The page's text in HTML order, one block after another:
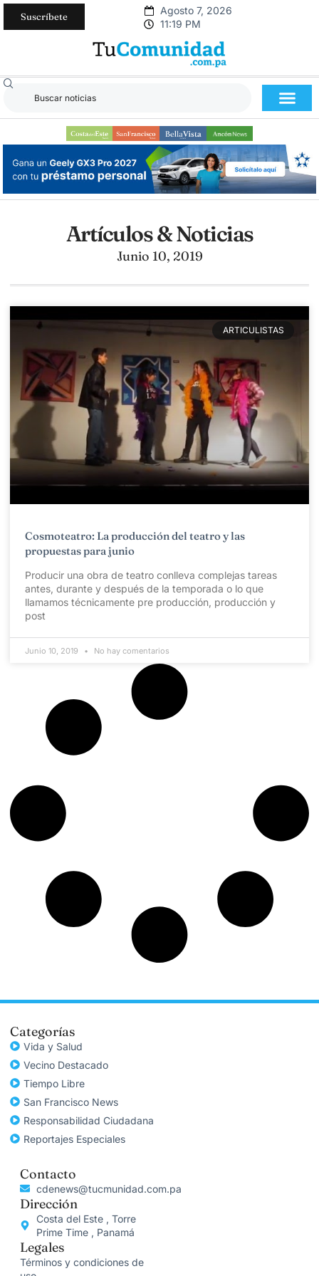
Suscríbete
Agosto 7, 2026
11:19 PM
Artículos & Noticias
Junio 10, 2019
ARTICULISTAS
Cosmoteatro: La producción del teatro y las
propuestas para junio
Producir una obra de teatro conlleva complejas tareas
antes, durante y después de la temporada o lo que
llamamos técnicamente pre producción, producción y
post
Junio 10, 2019 No hay comentarios
Categorías
Vida y Salud
Vecino Destacado
Tiempo Libre
San Francisco News
Responsabilidad Ciudadana
Reportajes Especiales
Contacto
cdenews@tucmunidad.com.pa
Dirección
Costa del Este , Torre
Prime Time , Panamá
Legales
Términos y condiciones de